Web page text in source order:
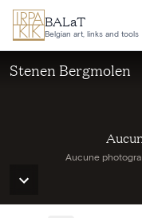
Aller au contenu
BALaT
Belgian art, links and tools
Aucune
Stenen Bergmolen